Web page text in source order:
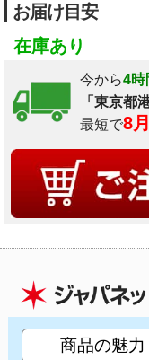
お届け目安
在庫あり
今から4時
「東京都
最短で8
商品の魅力